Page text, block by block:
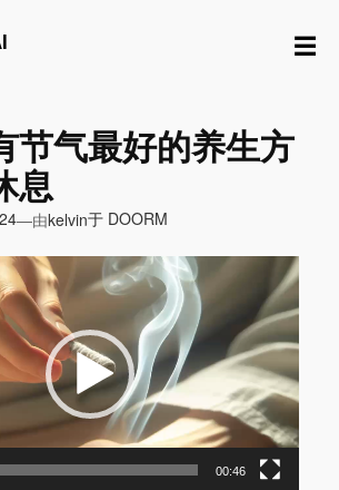
☰
节气最好的养生方
息
—由kelvin于 DOORM
00:46